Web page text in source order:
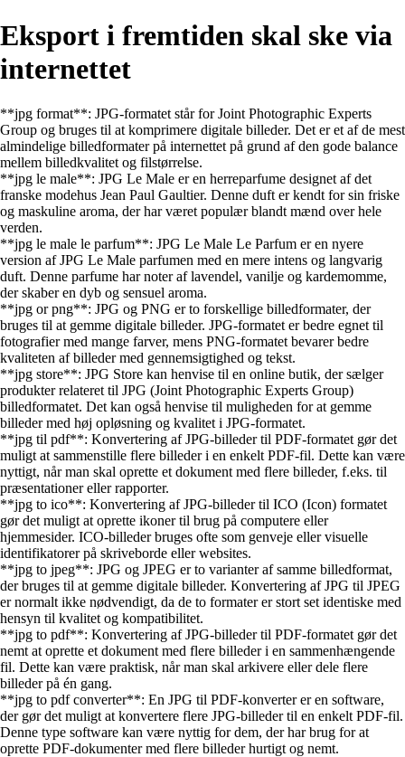
Eksport i fremtiden skal ske via
internettet
**jpg format**: JPG-formatet står for Joint Photographic Experts
Group og bruges til at komprimere digitale billeder. Det er et af de mest
almindelige billedformater på internettet på grund af den gode balance
mellem billedkvalitet og filstørrelse.
**jpg le male**: JPG Le Male er en herreparfume designet af det
franske modehus Jean Paul Gaultier. Denne duft er kendt for sin friske
og maskuline aroma, der har været populær blandt mænd over hele
verden.
**jpg le male le parfum**: JPG Le Male Le Parfum er en nyere
version af JPG Le Male parfumen med en mere intens og langvarig
duft. Denne parfume har noter af lavendel, vanilje og kardemomme,
der skaber en dyb og sensuel aroma.
**jpg or png**: JPG og PNG er to forskellige billedformater, der
bruges til at gemme digitale billeder. JPG-formatet er bedre egnet til
fotografier med mange farver, mens PNG-formatet bevarer bedre
kvaliteten af billeder med gennemsigtighed og tekst.
**jpg store**: JPG Store kan henvise til en online butik, der sælger
produkter relateret til JPG (Joint Photographic Experts Group)
billedformatet. Det kan også henvise til muligheden for at gemme
billeder med høj opløsning og kvalitet i JPG-formatet.
**jpg til pdf**: Konvertering af JPG-billeder til PDF-formatet gør det
muligt at sammenstille flere billeder i en enkelt PDF-fil. Dette kan være
nyttigt, når man skal oprette et dokument med flere billeder, f.eks. til
præsentationer eller rapporter.
**jpg to ico**: Konvertering af JPG-billeder til ICO (Icon) formatet
gør det muligt at oprette ikoner til brug på computere eller
hjemmesider. ICO-billeder bruges ofte som genveje eller visuelle
identifikatorer på skriveborde eller websites.
**jpg to jpeg**: JPG og JPEG er to varianter af samme billedformat,
der bruges til at gemme digitale billeder. Konvertering af JPG til JPEG
er normalt ikke nødvendigt, da de to formater er stort set identiske med
hensyn til kvalitet og kompatibilitet.
**jpg to pdf**: Konvertering af JPG-billeder til PDF-formatet gør det
nemt at oprette et dokument med flere billeder i en sammenhængende
fil. Dette kan være praktisk, når man skal arkivere eller dele flere
billeder på én gang.
**jpg to pdf converter**: En JPG til PDF-konverter er en software,
der gør det muligt at konvertere flere JPG-billeder til en enkelt PDF-fil.
Denne type software kan være nyttig for dem, der har brug for at
oprette PDF-dokumenter med flere billeder hurtigt og nemt.